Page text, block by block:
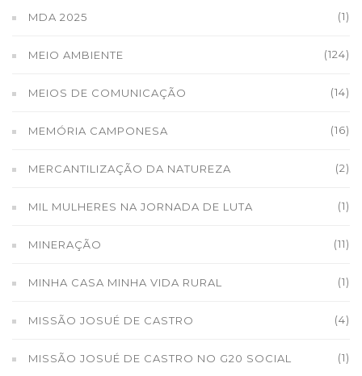
MDA 2025 (1)
MEIO AMBIENTE (124)
MEIOS DE COMUNICAÇÃO (14)
MEMÓRIA CAMPONESA (16)
MERCANTILIZAÇÃO DA NATUREZA (2)
MIL MULHERES NA JORNADA DE LUTA (1)
MINERAÇÃO (11)
MINHA CASA MINHA VIDA RURAL (1)
MISSÃO JOSUÉ DE CASTRO (4)
MISSÃO JOSUÉ DE CASTRO NO G20 SOCIAL (1)